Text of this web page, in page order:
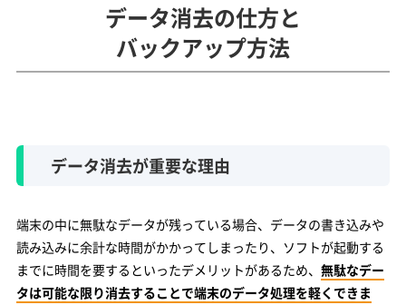
データ消去の仕方と
バックアップ方法
データ消去が重要な理由
端末の中に無駄なデータが残っている場合、データの書き込みや
読み込みに余計な時間がかかってしまったり、ソフトが起動する
までに時間を要するといったデメリットがあるため、 無駄なデー
タは可能な限り消去することで端末のデータ処理を軽くできま